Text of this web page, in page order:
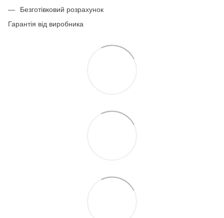
Безготівковий розрахунок
Гарантія від виробника